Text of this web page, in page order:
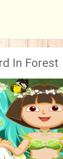
In Forest